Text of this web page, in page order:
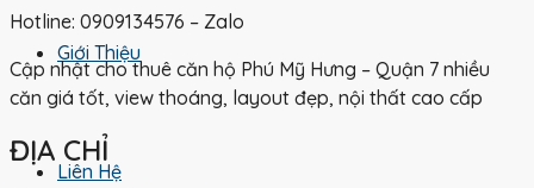
Giới Thiệu
Liên Hệ
Hotline: 0909134576 – Zalo
Cập nhật cho thuê căn hộ Phú Mỹ Hưng – Quận 7 nhiều
căn giá tốt, view thoáng, layout đẹp, nội thất cao cấp
ĐỊA CHỈ